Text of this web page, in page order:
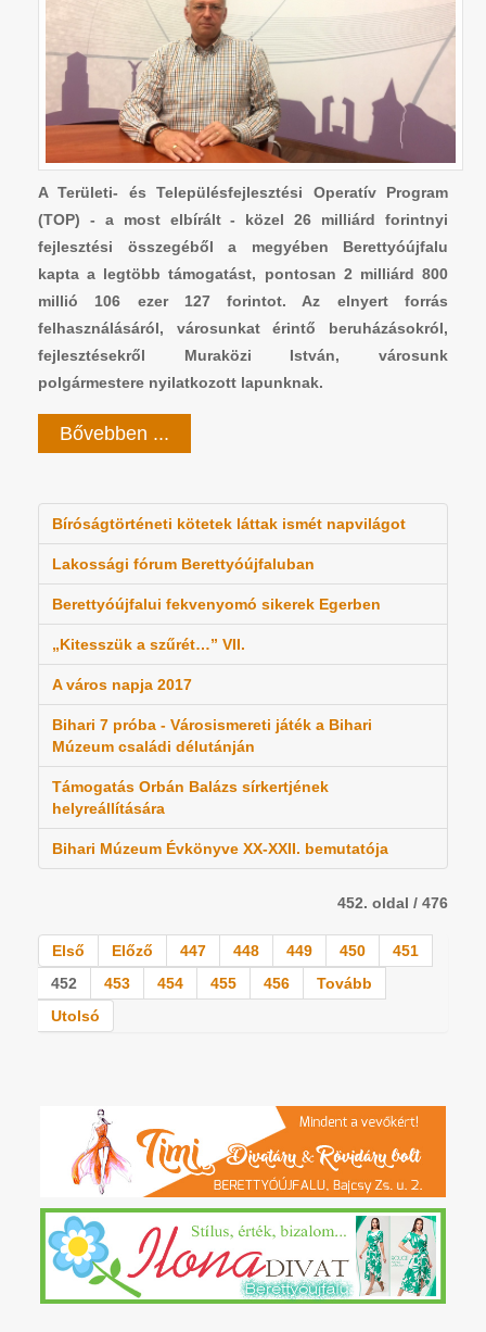
A Területi- és Településfejlesztési Operatív Program
(TOP) - a most elbírált - közel 26 milliárd forintnyi
fejlesztési összegéből a megyében Berettyóújfalu
kapta a legtöbb támogatást, pontosan 2 milliárd 800
millió 106 ezer 127 forintot. Az elnyert forrás
felhasználásáról, városunkat érintő beruházásokról,
fejlesztésekről Muraközi István, városunk
polgármestere nyilatkozott lapunknak.
Bővebben ...
Bíróságtörténeti kötetek láttak ismét napvilágot
Lakossági fórum Berettyóújfaluban
Berettyóújfalui fekvenyomó sikerek Egerben
„Kitesszük a szűrét…” VII.
A város napja 2017
Bihari 7 próba - Városismereti játék a Bihari
Múzeum családi délutánján
Támogatás Orbán Balázs sírkertjének
helyreállítására
Bihari Múzeum Évkönyve XX-XXII. bemutatója
452. oldal / 476
Első Előző 447 448 449 450
451
452
453 454 455 456
Tovább
Utolsó